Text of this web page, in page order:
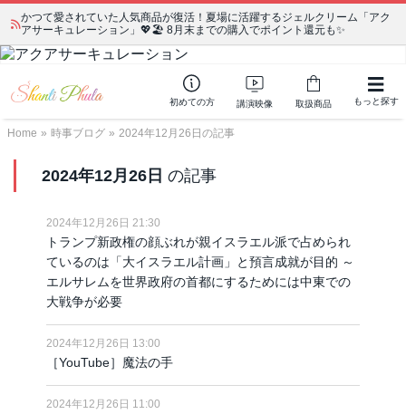
かつて愛されていた人気商品が復活！夏場に活躍するジェルクリーム「アク
アサーキュレーション」💖🏖️ 8月末までの購入でポイント還元も✨
初めての方 講演映像 取扱商品 もっと探す
Home » 時事ブログ » 2024年12月26日の記事
2024年12月26日 の記事
2024年12月26日 21:30
トランプ新政権の顔ぶれが親イスラエル派で占められ
ているのは「大イスラエル計画」と預言成就が目的 ～
エルサレムを世界政府の首都にするためには中東での
大戦争が必要
2024年12月26日 13:00
［YouTube］魔法の手
2024年12月26日 11:00